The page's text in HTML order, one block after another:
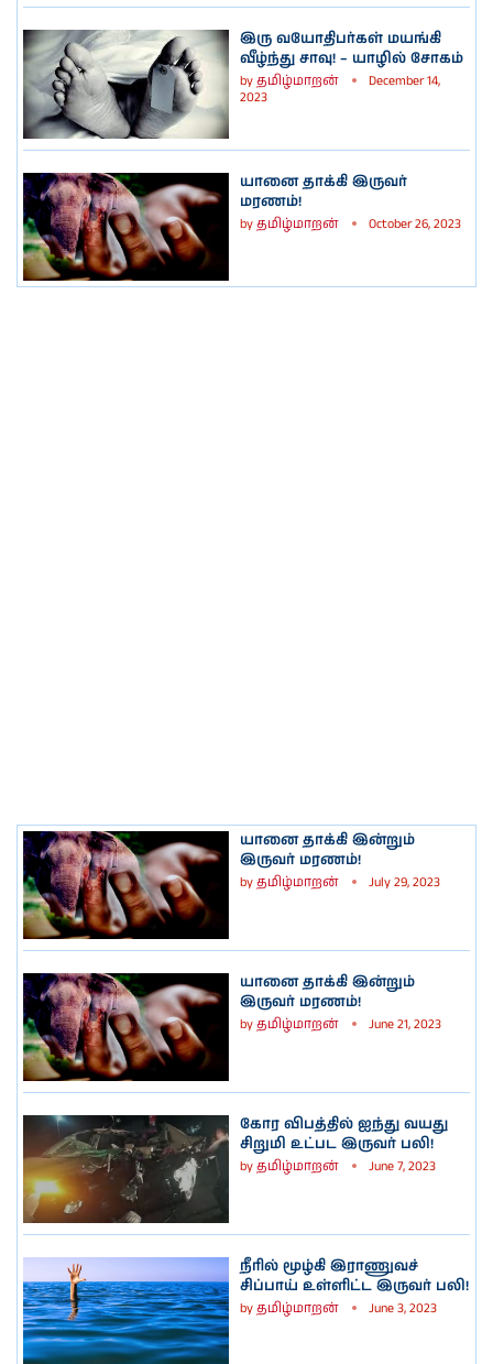
இரு வயோதிபர்கள் மயங்கி
வீழ்ந்து சாவு! – யாழில் சோகம்
byதமிழ்மாறன்
December 14,
2023
யானை தாக்கி இருவர்
மரணம்!
byதமிழ்மாறன் October 26, 2023
யானை தாக்கி இன்றும்
இருவர் மரணம்!
byதமிழ்மாறன் July 29, 2023
யானை தாக்கி இன்றும்
இருவர் மரணம்!
byதமிழ்மாறன் June 21, 2023
கோர விபத்தில் ஐந்து வயது
சிறுமி உட்பட இருவர் பலி!
byதமிழ்மாறன் June 7, 2023
நீரில் மூழ்கி இராணுவச்
சிப்பாய் உள்ளிட்ட இருவர் பலி!
byதமிழ்மாறன் June 3, 2023